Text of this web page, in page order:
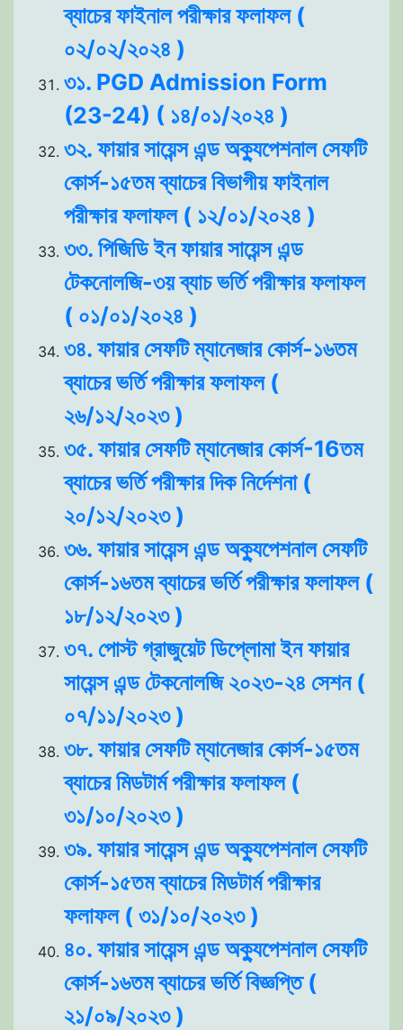
ব্যাচের ফাইনাল পরীক্ষার ফলাফল (
০২/০২/২০২৪ )
৩১. PGD Admission Form
(23-24) ( ১৪/০১/২০২৪ )
৩২. ফায়ার সায়েন্স এন্ড অক্যুপেশনাল সেফটি
কোর্স-১৫তম ব্যাচের বিভাগীয় ফাইনাল
পরীক্ষার ফলাফল ( ১২/০১/২০২৪ )
৩৩. পিজিডি ইন ফায়ার সায়েন্স এন্ড
টেকনোলজি-৩য় ব্যাচ ভর্তি পরীক্ষার ফলাফল
( ০১/০১/২০২৪ )
৩৪. ফায়ার সেফটি ম্যানেজার কোর্স-১৬তম
ব্যাচের ভর্তি পরীক্ষার ফলাফল (
২৬/১২/২০২৩ )
৩৫. ফায়ার সেফটি ম্যানেজার কোর্স-16তম
ব্যাচের ভর্তি পরীক্ষার দিক নির্দেশনা (
২০/১২/২০২৩ )
৩৬. ফায়ার সায়েন্স এন্ড অক্যুপেশনাল সেফটি
কোর্স-১৬তম ব্যাচের ভর্তি পরীক্ষার ফলাফল (
১৮/১২/২০২৩ )
৩৭. পোস্ট গ্রাজুয়েট ডিপ্লোমা ইন ফায়ার
সায়েন্স এন্ড টেকনোলজি ২০২৩-২৪ সেশন (
০৭/১১/২০২৩ )
৩৮. ফায়ার সেফটি ম্যানেজার কোর্স-১৫তম
ব্যাচের মিডটার্ম পরীক্ষার ফলাফল (
৩১/১০/২০২৩ )
৩৯. ফায়ার সায়েন্স এন্ড অক্যুপেশনাল সেফটি
কোর্স-১৫তম ব্যাচের মিডটার্ম পরীক্ষার
ফলাফল ( ৩১/১০/২০২৩ )
৪০. ফায়ার সায়েন্স এন্ড অক্যুপেশনাল সেফটি
কোর্স-১৬তম ব্যাচের ভর্তি বিজ্ঞপ্তি (
২১/০৯/২০২৩ )